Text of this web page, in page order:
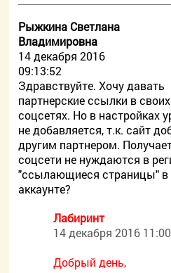
Рыжкина Светлана
Владимировна
14 декабря 2016
09:13:52
Здравствуйте. Хочу давать
партнерские ссылки в
соцсетях. Но в настройках
не добавляется, т.к. сайт
другим партнером.
соцсети не нуждаются в
"ссылающиеся страницы"
аккаунте?
Лабиринт
14 декабря 2016
Добрый день,